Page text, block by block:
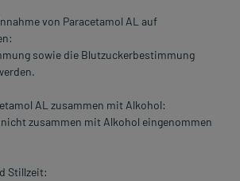
von Paracetamol AL auf
sowie die Blutzuckerbestimmung
AL zusammen mit Alkohol:
zusammen mit Alkohol eingenommen
Stillzeit: